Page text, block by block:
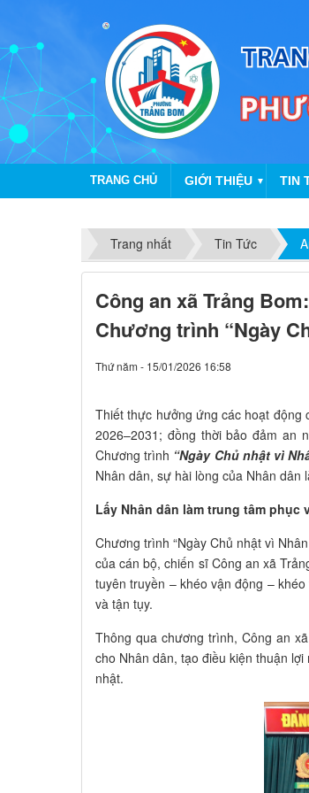
TRANG CHỦ GIỚI THIỆU ▼ TIN
Trang nhất
Tin Tức
Công an xã Trảng
Chương trình “Ngày
Thứ năm - 15/01/2026 16:58
Thiết thực hưởng ứng các hoạt động
2026–2031; đồng thời bảo đảm an
Chương trình “Ngày Chủ nhật vì
Nhân dân, sự hài lòng của Nhân dân
Lấy Nhân dân làm trung tâm phục
Chương trình “Ngày Chủ nhật vì
của cán bộ, chiến sĩ Công an xã
tuyên truyền – khéo vận động –
và tận tụy.
Thông qua chương trình, Công an
cho Nhân dân, tạo điều kiện thuận
nhật.